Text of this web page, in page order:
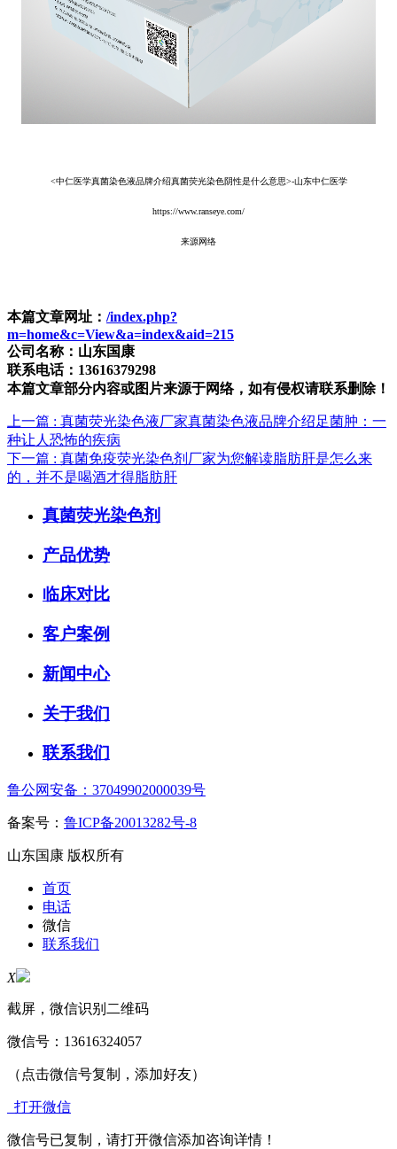
<中仁医学真菌染色液品牌介绍真菌荧光染色阴性是什么意思>-山东中仁医学
https://www.ranseye.com/
来源网络
本篇文章网址： /index.php?
m=home&c=View&a=index&aid=215
公司名称：山东国康
联系电话：13616379298
本篇文章部分内容或图片来源于网络，如有侵权请联系删除！
上一篇 : 真菌荧光染色液厂家真菌染色液品牌介绍足菌肿：一
种让人恐怖的疾病
下一篇 : 真菌免疫荧光染色剂厂家为您解读脂肪肝是怎么来
的，并不是喝酒才得脂肪肝
真菌荧光染色剂
产品优势
临床对比
客户案例
新闻中心
关于我们
联系我们
鲁公网安备：37049902000039号
备案号： 鲁ICP备20013282号-8
山东国康 版权所有
首页
电话
微信
联系我们
X
截屏，微信识别二维码
微信号： 13616324057
（点击微信号复制，添加好友）
打开微信
微信号已复制，请打开微信添加咨询详情！